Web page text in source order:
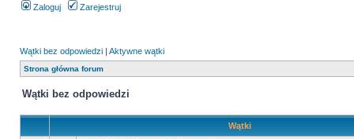
Zaloguj Zarejestruj
Wątki bez odpowiedzi | Aktywne wątki
Strona główna forum
Wątki bez odpowiedzi
Wątki